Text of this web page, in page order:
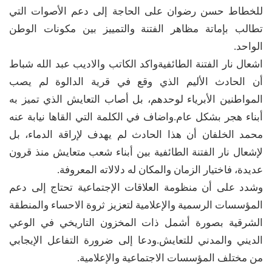
للخطاط حسن رضوان على الحاجة إلى دعم الأصوات التي
تطالب بإماتة مظاهر الفتنة والتمييز بين مكونات الوطن
الواحد.
اشعال نار الفتنة الطائفيةواكد الكاتب والاديب عبد الله شباط
أن الحادث الأليم الذي وقع في قرية الدالوة لم يصب
المواطنين الأبرياء لوحدهم، بل أصاب التعايش الذي تميز به
أبناء هجر بشكل عام.واضاف في الكلمة التي القاها نيابة عنه
محمد الخلفان أن هذا الحادث لم يهدف لإراقة الدماء، بل
لإشعال نار الفتنة الطائفية بين أبناء شعب متعايش منذ قرون
عديدة، فاختيار الزمان والمكان له دلالاته المعروفة.
وشدد على أن منظومة العلاقات الإجتماعية تحتاج إلى دعم
المؤسسات الرسمية والإعلامية لتعزيز ثروة الاحساء والمنطقة
الشرقية بصورة أشمل ذات المخزون التاريخي في الوعي
الديني والمدني للتعايش.ودعا إلى ضرورة التفاعل الإيجابي
من مختلف المؤسسات الاجتماعية والإعلامية.